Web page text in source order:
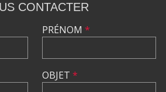
CONTACTER
PRÉNOM *
OBJET *